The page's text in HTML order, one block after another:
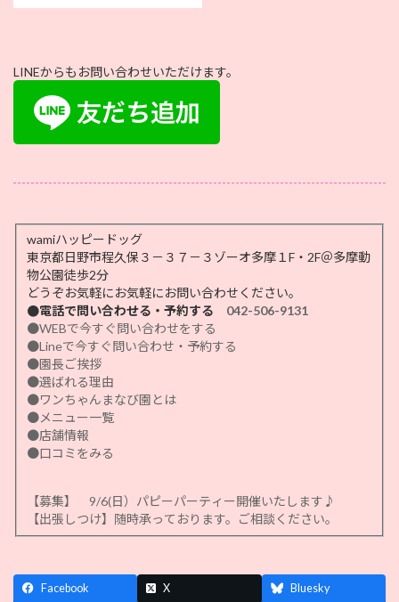
LINEからもお問い合わせいただけます。
.
wamiハッピードッグ
東京都日野市程久保３－３７－３ゾーオ多摩１F・2F＠多摩動
物公園徒歩2分
どうぞお気軽にお気軽にお問い合わせください。
●電話で問い合わせる・予約する 042-506-9131
●WEBで今すぐ問い合わせをする
●Lineで今すぐ問い合わせ・予約する
●園長ご挨拶
●選ばれる理由
●ワンちゃんまなび園とは
●メニュー一覧
●店舗情報
●口コミをみる
【募集】 9/6(日）パピーパーティー開催いたします♪
【出張しつけ】随時承っております。ご相談ください。
Facebook X Bluesky